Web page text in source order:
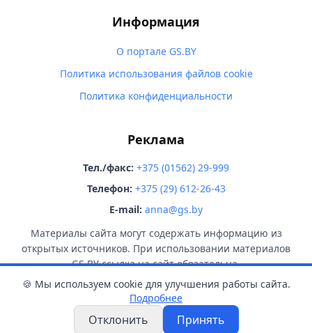
Информация
О портале GS.BY
Политика использования файлов cookie
Политика конфиденциальности
Реклама
Тел./факс: +375 (01562) 29-999
Телефон: +375 (29) 612-26-43
E-mail: anna@gs.by
Материалы сайта могут содержать информацию из
открытых источников. При использовании материалов
GS.BY ссылка на сайт обязательна.
© 2026 GS.BY. Все права защищены.
🍪 Мы используем cookie для улучшения работы сайта.
Подробнее
Отклонить Принять